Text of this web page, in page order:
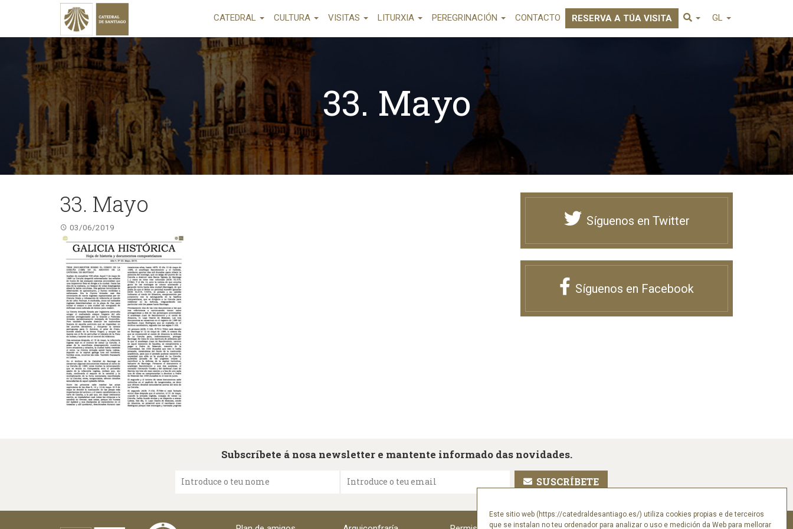
Este sitio web (https://catedraldesantiago.es/) utiliza cookies propias e de terceiros
que se instalan no teu ordenador para analizar o uso e medición da Web para mellorar
CATEDRAL CULTURA VISITAS LITURXIA PEREGRINACIÓN CONTACTO RESERVA A TÚA VISITA GL
33. Mayo
33. Mayo
03/06/2019 Síguenos en Twitter
Síguenos en Facebook
Subscríbete á nosa newsletter e mantente informado das novidades.
Introduce o teu nome Introduce o teu email